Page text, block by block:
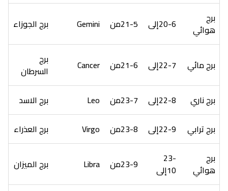
برج
هوائي
20-6إلى 21-5من Gemini برج الجوزاء
برج مائي 22-7إلى 21-6من Cancer
برج
السرطان
برج ناري
22-8إلى 23-7من Leo
برج الاسد
برج ترابي
22-9إلى 23-8من Virgo
برج العذراء
برج
هوائي
23-
10إلى
23-9من Libra برج الميزان